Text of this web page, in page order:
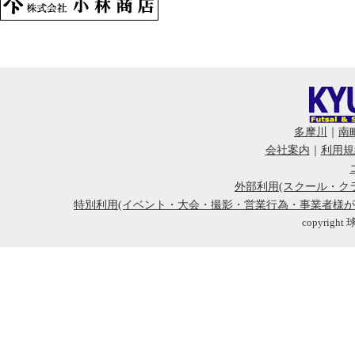
多摩川
南
会社案内
利用
外部利用(スクール・ク
特別利用(イベント・大会・撮影・営業行為・事業者様
copyright